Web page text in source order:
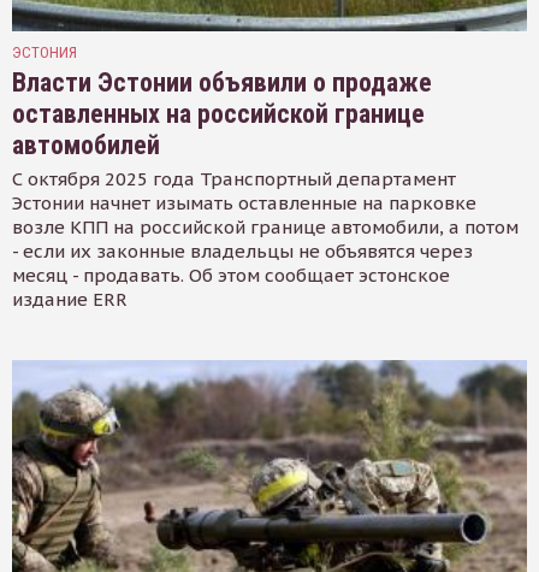
ЭСТОНИЯ
Власти Эстонии объявили о продаже
оставленных на российской границе
автомобилей
С октября 2025 года Транспортный департамент
Эстонии начнет изымать оставленные на парковке
возле КПП на российской границе автомобили, а потом
- если их законные владельцы не объявятся через
месяц - продавать. Об этом сообщает эстонское
издание ERR